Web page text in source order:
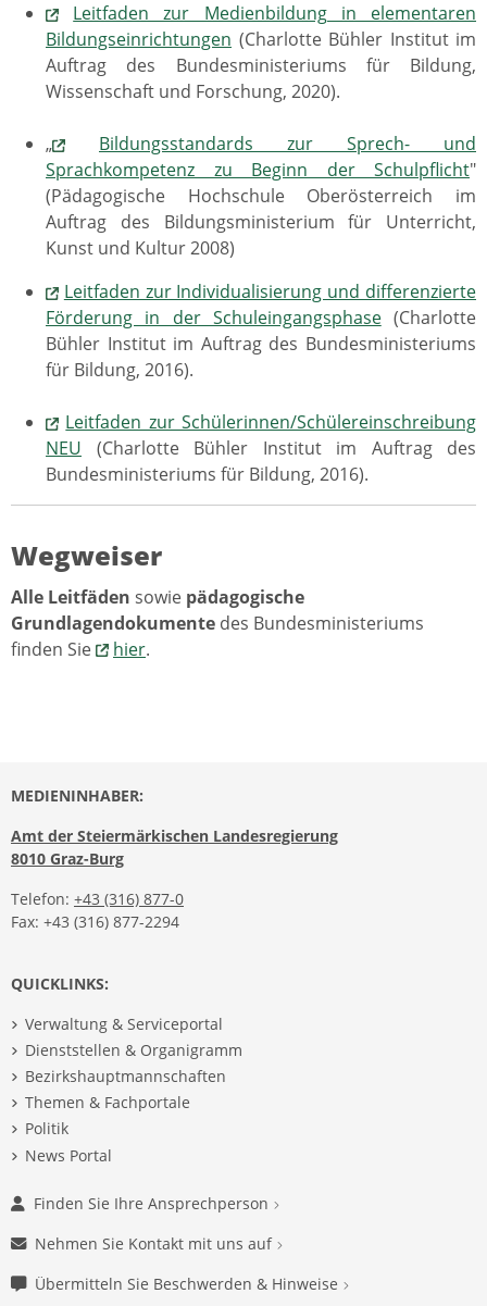
Leitfaden zur Medienbildung in elementaren
Bildungseinrichtungen (Charlotte Bühler Institut im
Auftrag des Bundesministeriums für Bildung,
Wissenschaft und Forschung, 2020).
„
Bildungsstandards zur Sprech- und
Sprachkompetenz zu Beginn der Schulpflicht"
(Pädagogische Hochschule Oberösterreich im
Auftrag des Bildungsministerium für Unterricht,
Kunst und Kultur 2008)
Leitfaden zur Individualisierung und differenzierte
Förderung in der Schuleingangsphase(Charlotte
Bühler Institut im Auftrag des Bundesministeriums
für Bildung, 2016).
Leitfaden zur Schülerinnen/Schülereinschreibung
NEU (Charlotte Bühler Institut im Auftrag des
Bundesministeriums für Bildung, 2016).
Wegweiser
Alle Leitfäden sowie pädagogische
Grundlagendokumente des Bundesministeriums
finden Sie
hier.
MEDIENINHABER:
Amt der Steiermärkischen Landesregierung
8010 Graz-Burg
Telefon: +43 (316) 877-0
Fax: +43 (316) 877-2294
QUICKLINKS:
Verwaltung & Serviceportal
Dienststellen & Organigramm
Bezirkshauptmannschaften
Themen & Fachportale
Politik
News Portal
Finden Sie Ihre Ansprechperson
Nehmen Sie Kontakt mit uns auf
Übermitteln Sie Beschwerden & Hinweise